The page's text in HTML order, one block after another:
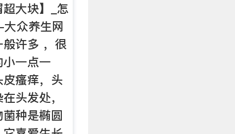
超大块】_怎
众养生网
许多 ，很
一点一
瘙痒，头
头发处，
种是椭圆